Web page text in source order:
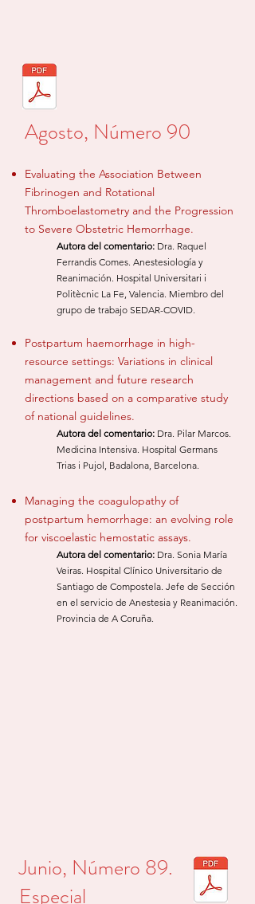
Agosto, Número 90
Evaluating the Association Between
Fibrinogen and Rotational
Thromboelastometry and the Progression
to Severe Obstetric Hemorrhage.
Autora del comentario: Dra. Raquel
Ferrandis Comes. Anestesiología y
Reanimación. Hospital Universitari i
Politècnic La Fe, Valencia. Miembro del
grupo de trabajo SEDAR-COVID.
Postpartum haemorrhage in high-
resource settings: Variations in clinical
management and future research
directions based on a comparative study
of national guidelines.
Autora del comentario: Dra. Pilar Marcos.
Medicina Intensiva. Hospital Germans
Trias i Pujol, Badalona, Barcelona.
Managing the coagulopathy of
postpartum hemorrhage: an evolving role
for viscoelastic hemostatic assays.
​Autora del comentario: Dra. Sonia María
Veiras. Hospital Clínico Universitario de
Santiago de Compostela. Jefe de Sección
en el servicio de Anestesia y Reanimación.
Provincia de A Coruña.
Junio, Número 89.
Especial